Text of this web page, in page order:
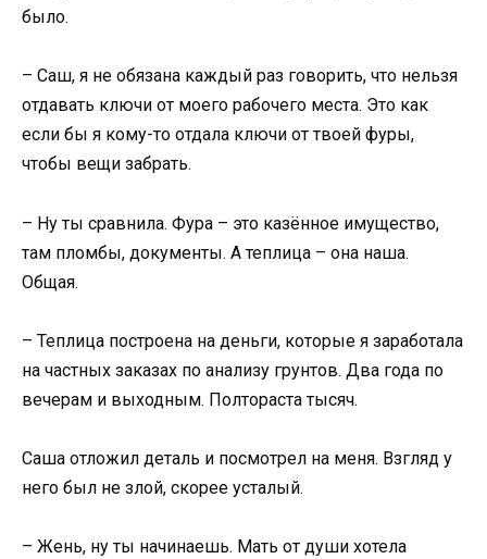
было.
– Саш, я не обязана каждый раз говорить, что нельзя
отдавать ключи от моего рабочего места. Это как
если бы я кому-то отдала ключи от твоей фуры,
чтобы вещи забрать.
– Ну ты сравнила. Фура – это казённое имущество,
там пломбы, документы. А теплица – она наша.
Общая.
– Теплица построена на деньги, которые я заработала
на частных заказах по анализу грунтов. Два года по
вечерам и выходным. Полтораста тысяч.
Саша отложил деталь и посмотрел на меня. Взгляд у
него был не злой, скорее усталый.
– Жень, ну ты начинаешь. Мать от души хотела